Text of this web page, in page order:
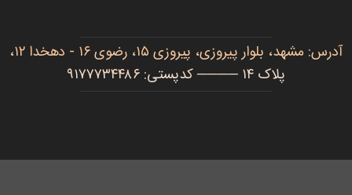
آدرس: مشهد، بلوار پیروزی، پیروزی ۱۵، رضوی ۱۶ - دهخدا ۱۲،
پلاک ۱۴ ──── کدپستی: ۹۱۷۷۷۳۴۴۸۶